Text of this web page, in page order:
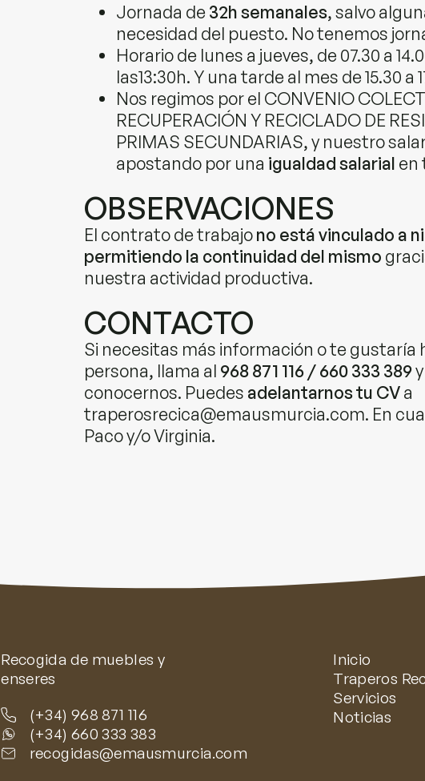
Jornada de 32h semanales, salvo
necesidad del puesto. No tenemos
Horario de lunes a jueves, de 07.30 a
las13:30h. Y una tarde al mes de 15.30 a
Nos regimos por el CONVENIO
RECUPERACIÓN Y RECICLADO DE
PRIMAS SECUNDARIAS, y nuestro
apostando por una igualdad salarial en
OBSERVACIONES
El contrato de trabajono está vinculado a
permitiendo la continuidad del mismo
nuestra actividad productiva.
CONTACTO
Si necesitas más información o te gustaría
persona, llama al 968 871 116 / 660 333 389y
conocernos. Puedes adelantarnos tu CVa
traperosrecica@emausmurcia.com. En
Paco y/o Virginia.
Recogida de muebles y
enseres
(+34) 968 871 116
(+34) 660 333 383
recogidas@emausmurcia.com
Inicio
Traperos
Servicios
Noticias